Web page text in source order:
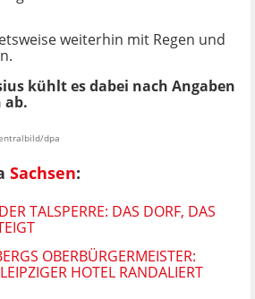
weiterhin mit Regen und
kühlt es dabei nach Angaben
ab.
dpa
Sachsen:
TALSPERRE: DAS DORF, DAS
OBERBÜRGERMEISTER:
HOTEL RANDALIERT